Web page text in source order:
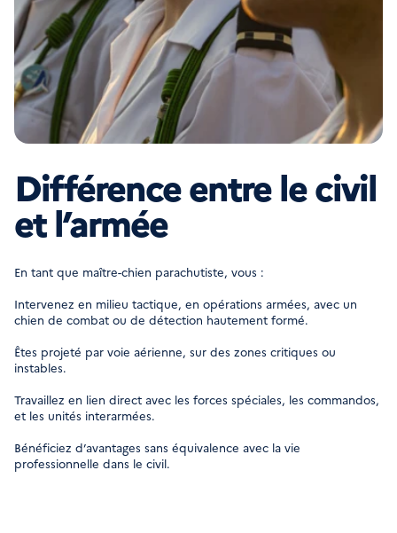
Différence entre le civil
et l’armée
En tant que maître-chien parachutiste, vous :
Intervenez en milieu tactique, en opérations armées, avec un
chien de combat ou de détection hautement formé.
Êtes projeté par voie aérienne, sur des zones critiques ou
instables.
Travaillez en lien direct avec les forces spéciales, les commandos,
et les unités interarmées.
Bénéficiez d’avantages sans équivalence avec la vie
professionnelle dans le civil.